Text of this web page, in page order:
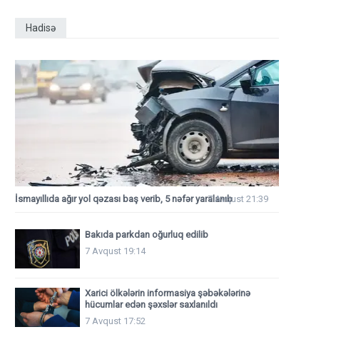
Hadisə
İsmayıllıda ağır yol qəzası baş verib, 5 nəfər yaralanıb7 Avqust 21:39
Bakıda parkdan oğurluq edilib
7 Avqust 19:14
Xarici ölkələrin informasiya şəbəkələrinə
hücumlar edən şəxslər saxlanıldı
7 Avqust 17:52